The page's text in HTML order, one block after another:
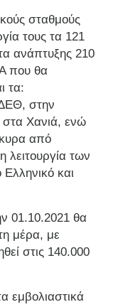
σταθμούς
τους τα 121
ανάπτυξης 210
που θα
τα:
στην
στα Χανιά, ενώ
από
λειτουργία των
και
01.10.2021 θα
μέρα, με
στις 140.000
εμβολιαστικά